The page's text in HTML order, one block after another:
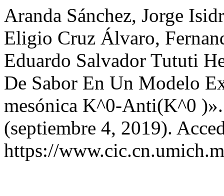
Aranda Sánchez, Jorge
Eligio Cruz Álvaro,
Eduardo Salvador Tututi
De Sabor En Un Modelo
mesónica K^0-Anti(K^0
(septiembre 4, 2019).
https://